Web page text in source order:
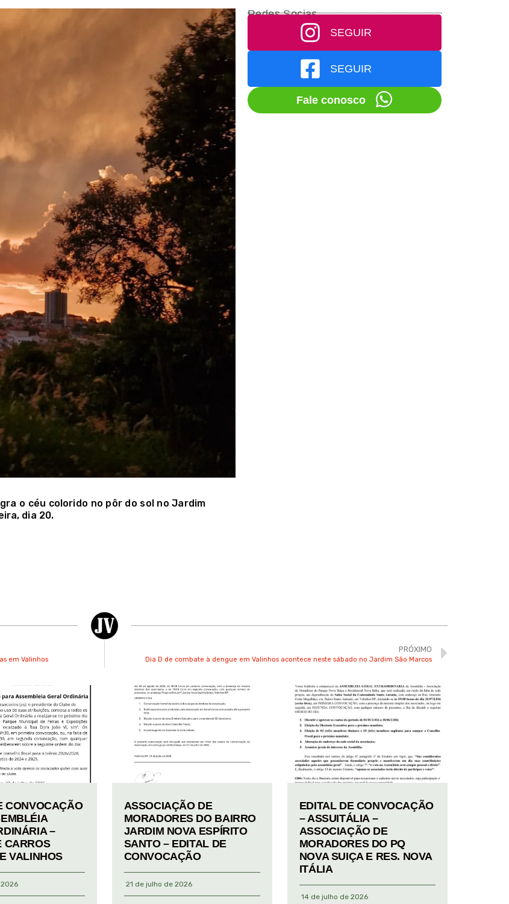
o céu colorido no pôr do sol no Jardim
dia 20.
Redes Socias
SEGUIR
SEGUIR
Fale conosco
em Valinhos
PRÓXIMO
Dia D de combate à dengue em Valinhos acontece neste sábado no Jardim São Marcos
CONVOCAÇÃO
–
CARROS
VALINHOS
ASSOCIAÇÃO DE
MORADORES DO BAIRRO
JARDIM NOVA ESPÍRITO
SANTO – EDITAL DE
CONVOCAÇÃO
21 de julho de 2026
EDITAL DE CONVOCAÇÃO
– ASSUITÁLIA –
ASSOCIAÇÃO DE
MORADORES DO PQ
NOVA SUIÇA E RES. NOVA
ITÁLIA
14 de julho de 2026